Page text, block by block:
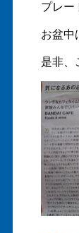
プレー
お盆
是非、